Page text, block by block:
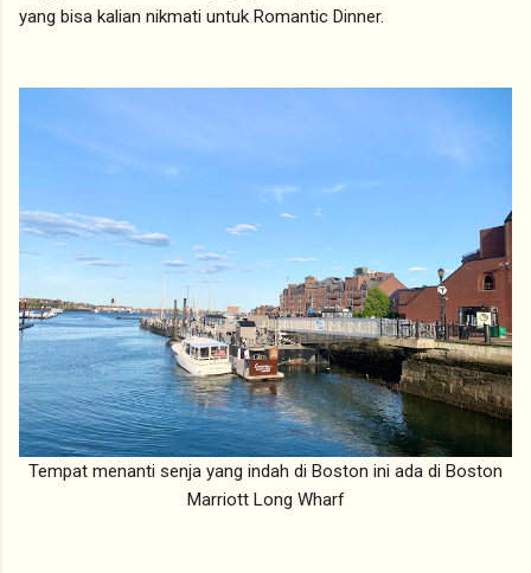
yang bisa kalian nikmati untuk Romantic Dinner.
Tempat menanti senja yang indah di Boston ini ada di Boston
Marriott Long Wharf